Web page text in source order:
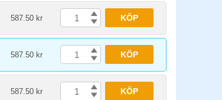
587.50 kr KÖP
587.50 kr KÖP
587.50 kr KÖP